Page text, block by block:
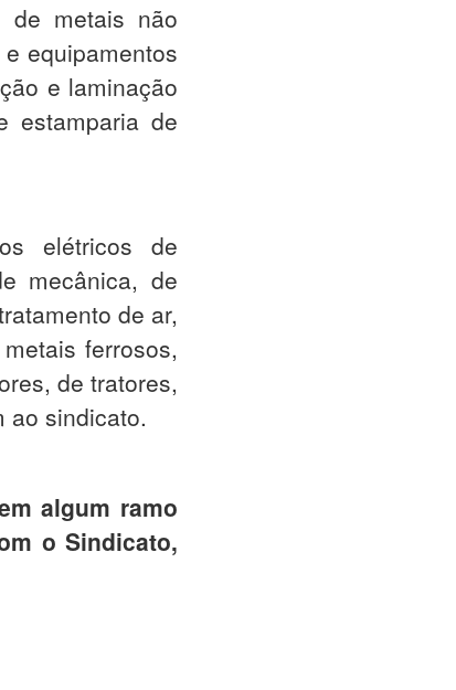
de metais não
equipamentos
e laminação
estamparia de
elétricos de
mecânica, de
de ar,
ferrosos,
de tratores,
ao sindicato.
algum ramo
o Sindicato,